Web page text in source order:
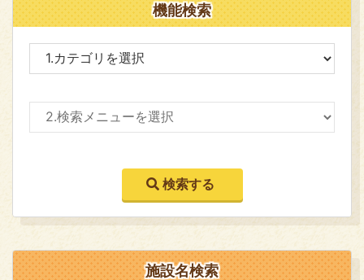
機能検索
施設名検索